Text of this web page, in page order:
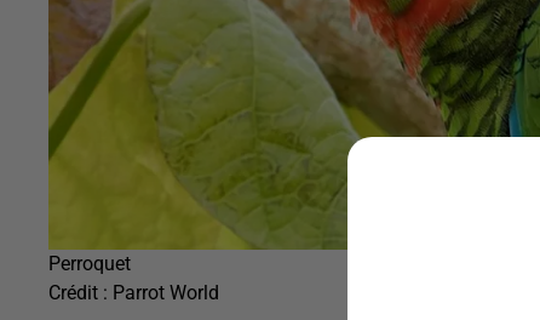
Perroquet
Crédit : Parrot World